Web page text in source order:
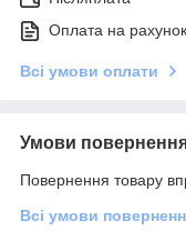
Оплата на рахунок
Всі умови оплати
Умови
Повернення товару
Всі умови